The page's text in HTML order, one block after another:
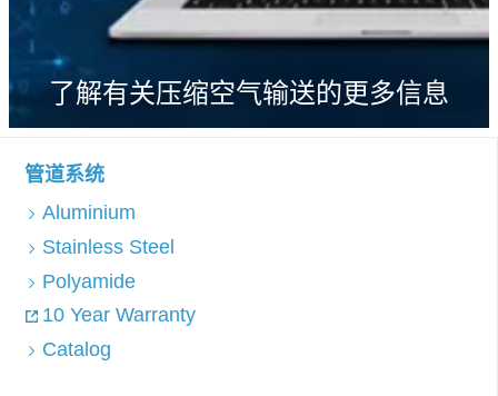
了解有关压缩空气输送的更多信息
管道系统
Aluminium
Stainless Steel
Polyamide
10 Year Warranty
Catalog